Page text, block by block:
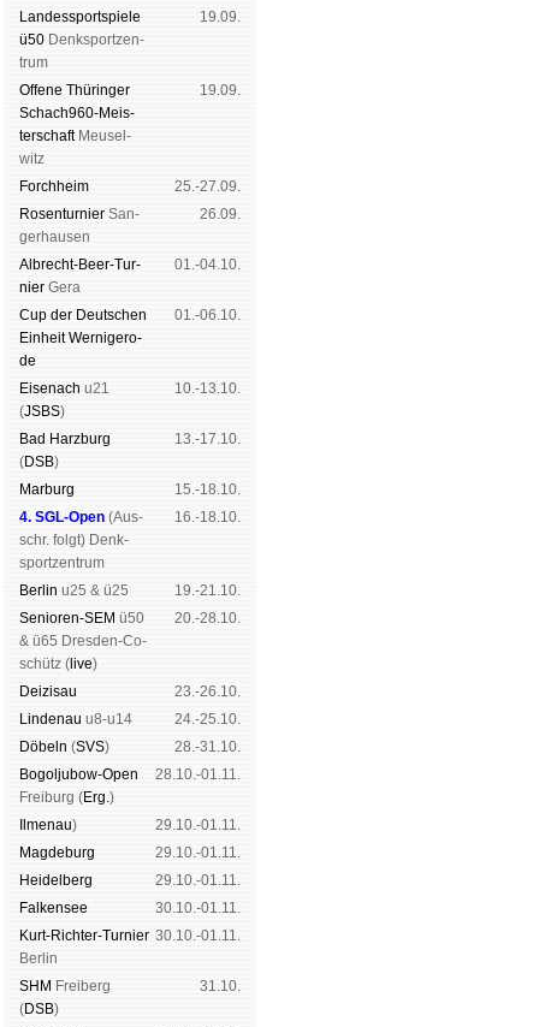
Landes­sport­spiele
ü50 Denk­sport­zen­
trum
19.09.
Offene Thü­rin­ger
Schach960-Meis­
ter­schaftMeu­sel­
witz
19.09.
Forch­heim
25.-27.09.
Rosen­tur­nier San­
ger­hau­sen
26.09.
Albrecht-Beer-Tur­
nier Ge­ra
01.-04.10.
Cup der Deut­schen
Ein­heit Wer­ni­ge­ro­
de
01.-06.10.
Eise­nach u21
(JSBS)
10.-13.10.
Bad Harz­burg
(DSB)
13.-17.10.
Mar­burg
15.-18.10.
4. SGL-Open (Aus­
schr. folgt) Denk­
sport­zen­trum
16.-18.10.
Ber­lin u25 & ü25
19.-21.10.
Senioren-SEM ü50
& ü65 Dres­den-Co­
schütz ( live)
20.-28.10.
Dei­zi­sau
23.-26.10.
Lin­de­nau u8-u14
24.-25.10.
Dö­beln (SVS)
28.-31.10.
Bogoljubow-Open
Frei­burg (Erg.)
28.10.-01.11.
Il­me­nau)
29.10.-01.11.
Mag­de­burg
29.10.-01.11.
Hei­del­berg
29.10.-01.11.
Fal­ken­see
30.10.-01.11.
Kurt-Rich­ter-Tur­nier
Ber­lin
30.10.-01.11.
SHM Frei­berg
(DSB)
31.10.